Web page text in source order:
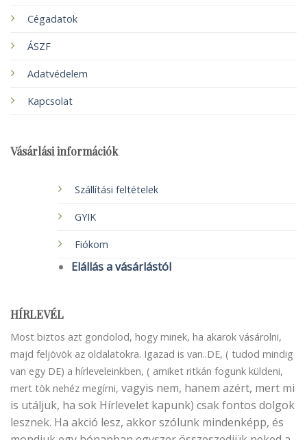
Cégadatok
ÁSZF
Adatvédelem
Kapcsolat
Vásárlási információk
Szállítási feltételek
GYIK
Fiókom
Elállás a vásárlástól
HÍRLEVÉL
Most biztos azt gondolod, hogy minek, ha akarok vásárolni,
majd feljövök az oldalatokra. Igazad is van..DE, ( tudod mindig
van egy DE) a hírleveleinkben, ( amiket ritkán fogunk küldeni,
mert tök nehéz megírni, vagyis nem, hanem azért, mert mi
is utáljuk, ha sok Hírlevelet kapunk) csak fontos dolgok
lesznek. Ha akció lesz, akkor szólunk mindenképp, és